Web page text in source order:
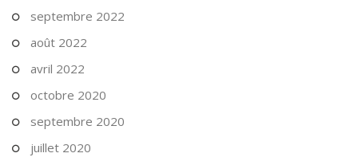
septembre 2022
août 2022
avril 2022
octobre 2020
septembre 2020
juillet 2020